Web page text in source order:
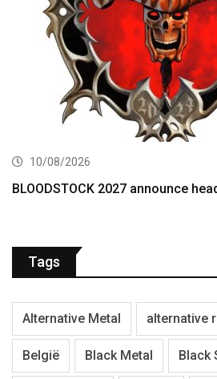
10/08/2026
BLOODSTOCK 2027 announce
Tags
Alternative Metal alternative
België Black Metal Black